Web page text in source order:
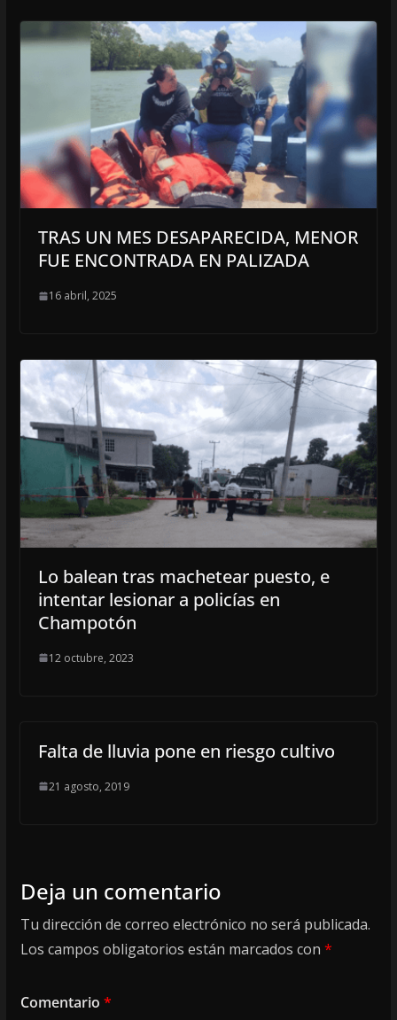
TRAS UN MES DESAPARECIDA, MENOR
FUE ENCONTRADA EN PALIZADA
16 abril, 2025
Lo balean tras machetear puesto, e
intentar lesionar a policías en
Champotón
12 octubre, 2023
Falta de lluvia pone en riesgo cultivo
21 agosto, 2019
Deja un comentario
Tu dirección de correo electrónico no será publicada.
Los campos obligatorios están marcados con *
Comentario *